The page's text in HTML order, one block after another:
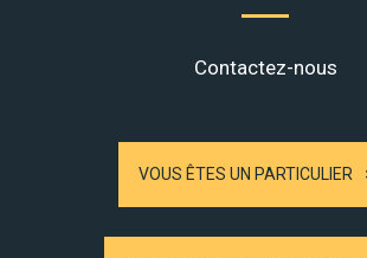
Contactez-nous
VOUS ÊTES UN PARTICULIER